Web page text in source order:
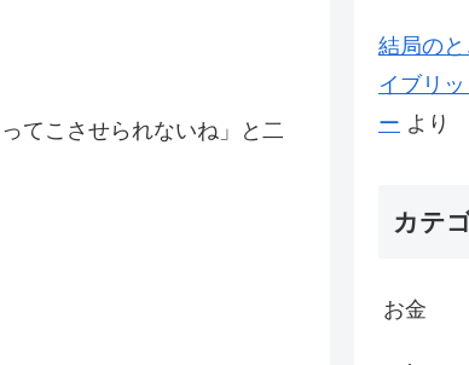
てこさせられないね」と二
結局の
イブリ
ー より
カテ
お金